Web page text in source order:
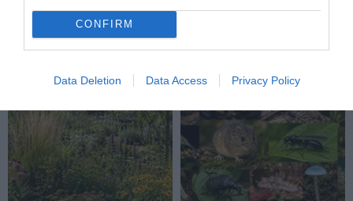
CONFIRM
Data Deletion Data Access Privacy Policy
SZŐLŐ ÉS KOMLÓ
TALÁLKOZÁSA
2026-08-04
FEDŐ, ÉS MI TÖRTÉNIK
2026-08-03